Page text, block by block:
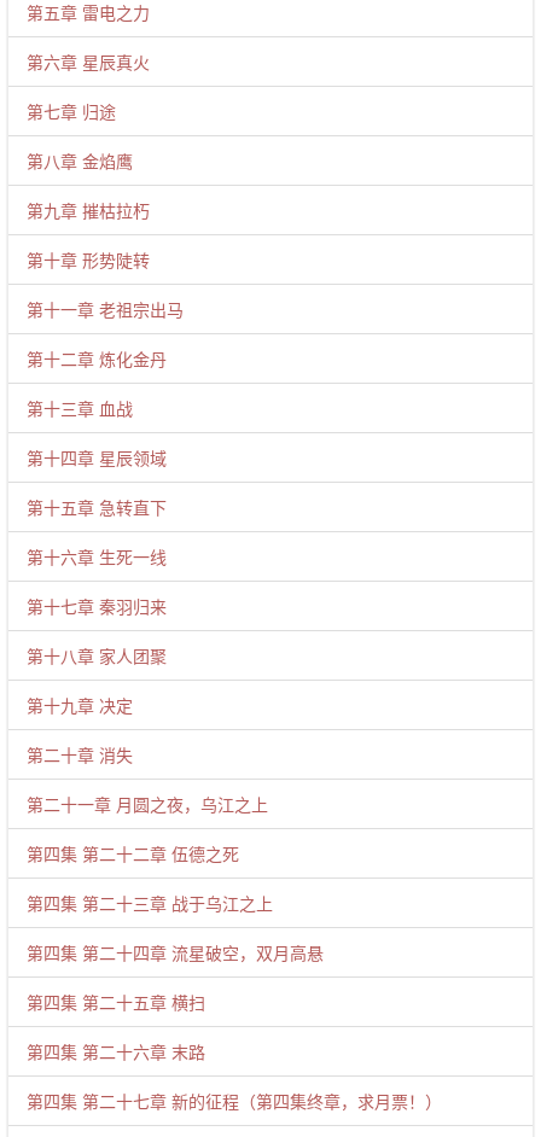
第五章 雷电之力
第六章 星辰真火
第七章 归途
第八章 金焰鹰
第九章 摧枯拉朽
第十章 形势陡转
第十一章 老祖宗出马
第十二章 炼化金丹
第十三章 血战
第十四章 星辰领域
第十五章 急转直下
第十六章 生死一线
第十七章 秦羽归来
第十八章 家人团聚
第十九章 决定
第二十章 消失
第二十一章 月圆之夜，乌江之上
第四集 第二十二章 伍德之死
第四集 第二十三章 战于乌江之上
第四集 第二十四章 流星破空，双月高悬
第四集 第二十五章 横扫
第四集 第二十六章 末路
第四集 第二十七章 新的征程（第四集终章，求月票！）